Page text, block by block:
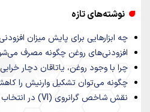
نوشته‌های تازه
چه ابزارهایی برای پایش میزان
افزودنی‌های روغن چگونه مصرف
چرا با وجود روغن، یاتاقان دچار
چگونه می‌توان تشکیل وارنیش را
نقش شاخص گرانروی (VI) در انتخاب روغن مناسب